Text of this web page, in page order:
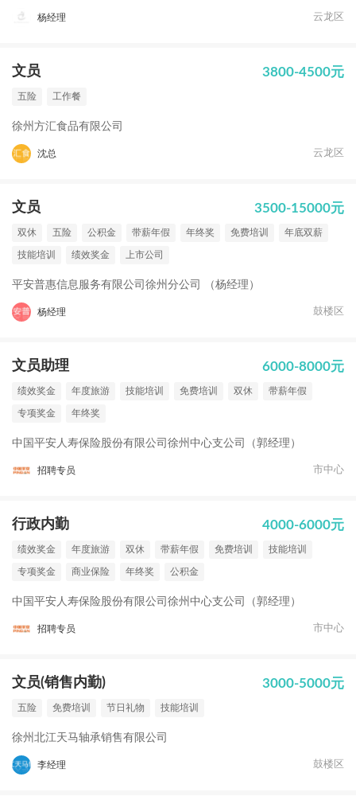
杨经理 云龙区
文员 3800-4500元
五险 工作餐
徐州方汇食品有限公司
沈总 云龙区
文员 3500-15000元
双休 五险 公积金 带薪年假 年终奖 免费培训 年底双薪
技能培训 绩效奖金 上市公司
平安普惠信息服务有限公司徐州分公司 （杨经理）
杨经理 鼓楼区
文员助理 6000-8000元
绩效奖金 年度旅游 技能培训 免费培训 双休 带薪年假
专项奖金 年终奖
中国平安人寿保险股份有限公司徐州中心支公司（郭经理）
招聘专员 市中心
行政内勤 4000-6000元
绩效奖金 年度旅游 双休 带薪年假 免费培训 技能培训
专项奖金 商业保险 年终奖 公积金
中国平安人寿保险股份有限公司徐州中心支公司（郭经理）
招聘专员 市中心
文员(销售内勤) 3000-5000元
五险 免费培训 节日礼物 技能培训
徐州北江天马轴承销售有限公司
李经理 鼓楼区